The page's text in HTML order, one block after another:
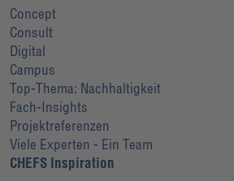
Concept
Consult
Digital
Campus
Top-Thema: Nachhaltigkeit
Fach-Insights
Projektreferenzen
Viele Experten - Ein Team
CHEFS Inspiration